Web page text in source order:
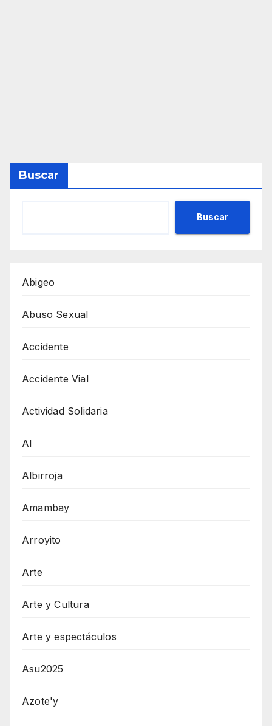
Buscar
Buscar
Abigeo
Abuso Sexual
Accidente
Accidente Vial
Actividad Solidaria
AI
Albirroja
Amambay
Arroyito
Arte
Arte y Cultura
Arte y espectáculos
Asu2025
Azote'y